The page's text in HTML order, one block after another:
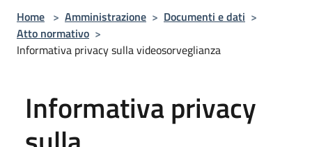
Home > Amministrazione > Documenti e dati >
Atto normativo >
Informativa privacy sulla videosorveglianza
Informativa privacy